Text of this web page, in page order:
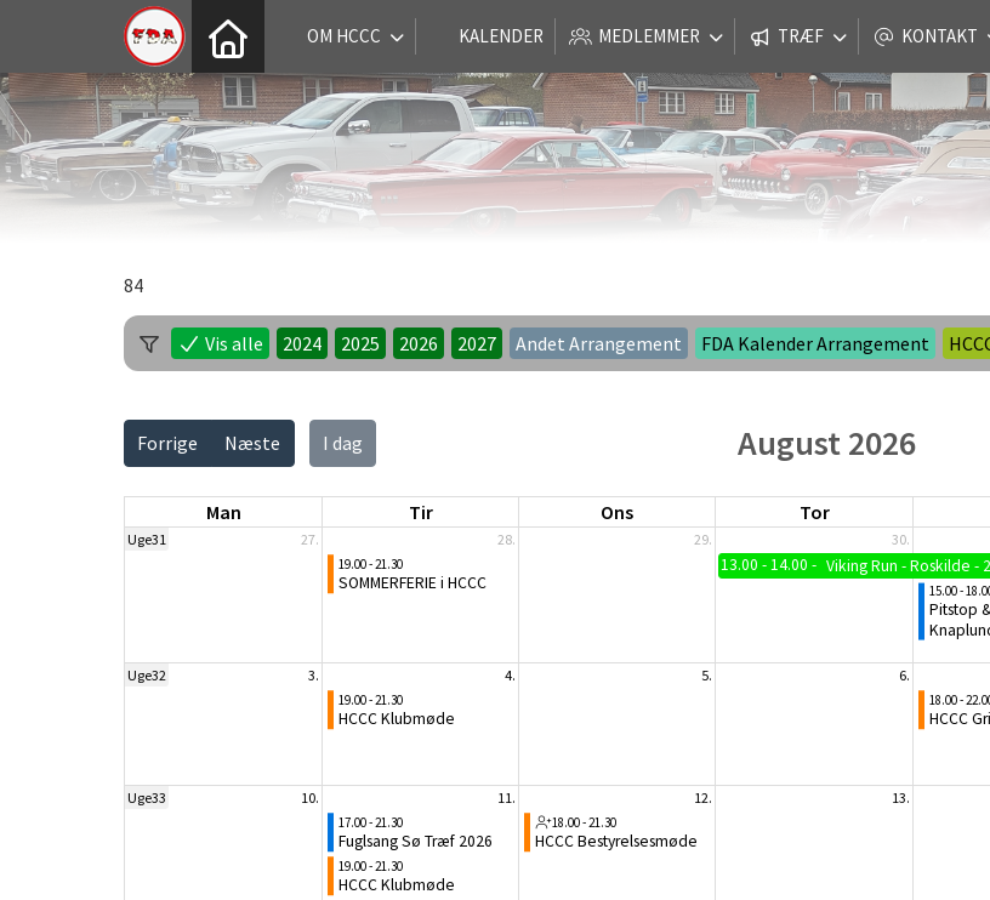
OM HCCC KALENDER MEDLEMMER TRÆF KONTAKT
84
Vis alle 2024 2025 2026 2027 Andet Arrangement FDA Kalender Arrangement
Forrige Næste I dag August 2026
Man Tir Ons Tor
Uge31 27. 28.
19.00 - 21.30
SOMMERFERIE i HCCC
29. 30.
13.00 - 14.00 Viking Run - Roskilde -
15.00 -
Pitstop
Uge32 3. 4.
19.00 - 21.30
HCCC Klubmøde
5. 6.
18.00 -
HCCC
Uge33 10. 11.
17.00 - 21.30
Fuglsang Sø Træf 2026
19.00 - 21.30
HCCC Klubmøde
12.
18.00 - 21.30
HCCC Bestyrelsesmøde
13.